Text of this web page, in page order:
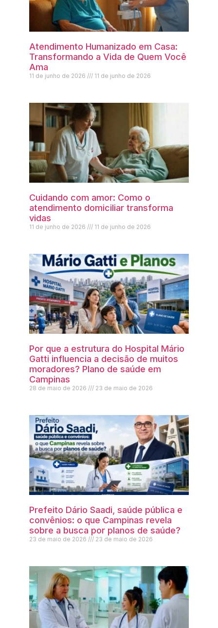
Atendimento Humanizado em Casa:
Transformando a Vida de Quem Você
Ama
11 de junho de 2026 11 de junho de 2026
Cuidando com amor: Como o
atendimento domiciliar transforma
vidas
11 de junho de 2026 11 de junho de 2026
Por que a estrutura do Hospital Mário
Gatti influencia a decisão de muitos
moradores? Plano de saúde em
Campinas
28 de maio de 2026 23 de maio de 2026
Prefeito Dário Saadi, saúde pública e
convênios: o que Campinas revela
sobre a busca por planos de saúde?
23 de maio de 2026 23 de maio de 2026